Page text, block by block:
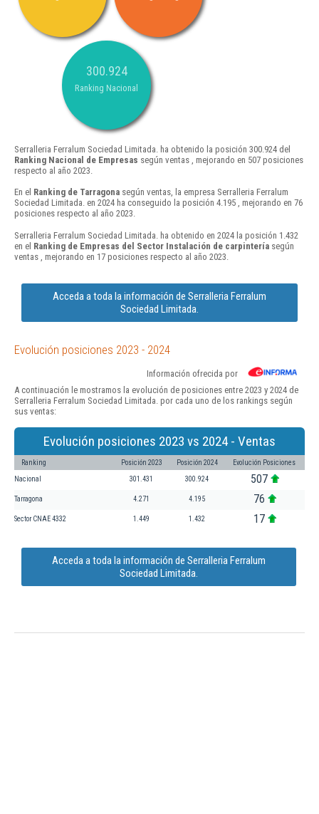
300.924
Ranking Nacional
Serralleria Ferralum Sociedad Limitada. ha obtenido la posición 300.924 del
Ranking Nacional de Empresas según ventas , mejorando en 507 posiciones
respecto al año 2023.
En el Ranking de Tarragona según ventas, la empresa Serralleria Ferralum
Sociedad Limitada. en 2024 ha conseguido la posición 4.195 , mejorando en 76
posiciones respecto al año 2023.
Serralleria Ferralum Sociedad Limitada. ha obtenido en 2024 la posición 1.432
en el Ranking de Empresas del Sector Instalación de carpintería según
ventas , mejorando en 17 posiciones respecto al año 2023.
Acceda a toda la información de Serralleria Ferralum
Sociedad Limitada.
Evolución posiciones 2023 - 2024
Información ofrecida por
A continuación le mostramos la evolución de posiciones entre 2023 y 2024 de
Serralleria Ferralum Sociedad Limitada. por cada uno de los rankings según
sus ventas:
Evolución posiciones 2023 vs 2024 - Ventas
Ranking Posición 2023 Posición 2024 Evolución Posiciones
Nacional 301.431 300.924 507
Tarragona 4.271 4.195 76
Sector CNAE 4332 1.449 1.432 17
Acceda a toda la información de Serralleria Ferralum
Sociedad Limitada.